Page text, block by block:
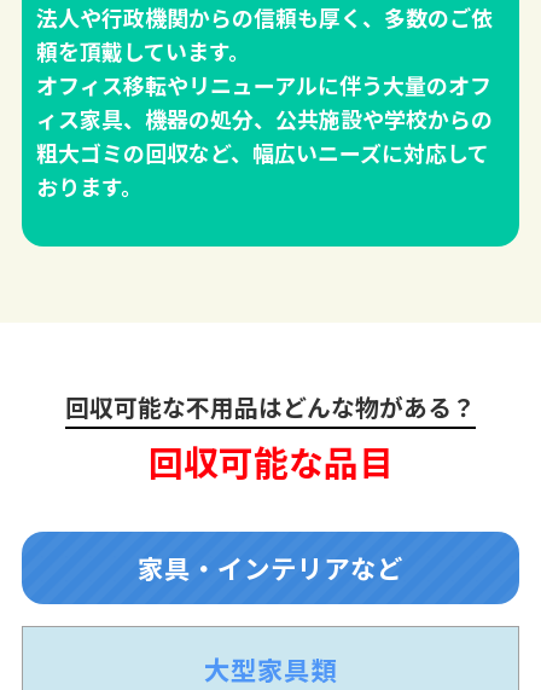
法人や行政機関からの信頼も厚く、多数のご依
頼を頂戴しています。
オフィス移転やリニューアルに伴う大量のオフ
ィス家具、機器の処分、公共施設や学校からの
粗大ゴミの回収など、幅広いニーズに対応して
おります。
回収可能な不用品はどんな物がある？
回収可能な品目
家具・インテリアなど
大型家具類